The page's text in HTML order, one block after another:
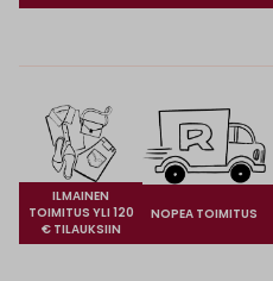
ILMAINEN
TOIMITUS YLI 120
€ TILAUKSIIN
NOPEA TOIMITUS